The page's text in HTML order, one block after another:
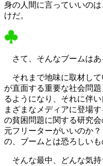
身の人間に言っていいの
けだ。
さて、そんなブームはあ
それまで地味に取材して
が直面する重要な社会問
るようになり、それに伴
まざまなメディアに登場
の貧困問題に関する研究
元フリーターがいいのか
の、ブームとは恐ろしいも
そんな最中、どんな気持